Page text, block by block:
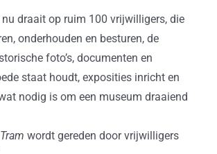
nu draait op ruim 100 vrijwilligers, die
onderhouden en besturen, de
foto’s, documenten en
staat houdt, exposities inricht en
nodig is om een museum draaiend
wordt gereden door vrijwilligers